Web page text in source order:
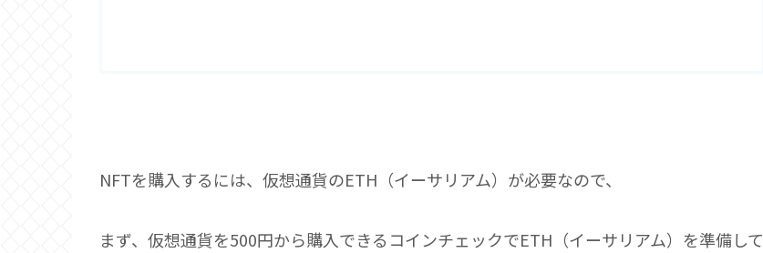
NFTを購入するには、仮想通貨のETH（イーサリアム）が必要なので、
まず、仮想通貨を500円から購入できるコインチェックでETH（イーサリアム）を準備して